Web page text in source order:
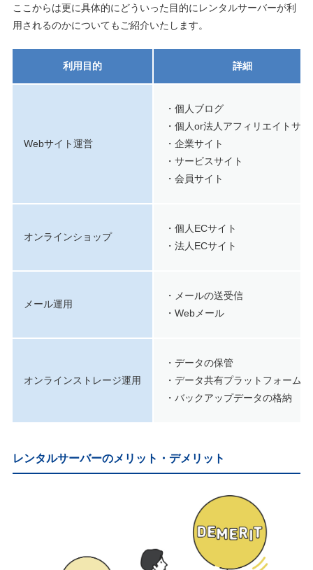
ここからは更に具体的にどういった目的にレンタルサーバーが利
用されるのかについてもご紹介いたします。
利用目的 詳細
Webサイト運営
・個人ブログ
・個人or法人アフィリエイトサイ
・企業サイト
・サービスサイト
・会員サイト
オンラインショップ
・個人ECサイト
・法人ECサイト
メール運用
・メールの送受信
・Webメール
オンラインストレージ運用
・データの保管
・データ共有プラットフォーム
・バックアップデータの格納
レンタルサーバーのメリット・デメリット